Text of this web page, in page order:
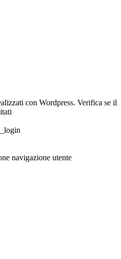
con Wordpress. Verifica se il
navigazione utente